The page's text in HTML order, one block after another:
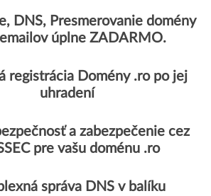
DNS, Presmerovanie domény
úplne ZADARMO.
registrácia Domény .ro po jej
uhradení
a zabezpečenie cez
pre vašu doménu .ro
správa DNS v balíku